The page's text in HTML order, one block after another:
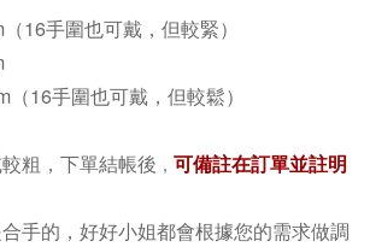
16手圍也可戴，但較緊）
16手圍也可戴，但較鬆）
粗，下單結帳後 ， 可備註在訂單並註明
手的，好好小姐都會根據您的需求做調